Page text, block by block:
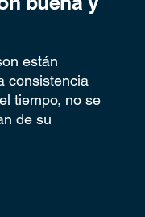
están
consistencia
tiempo, no se
de su